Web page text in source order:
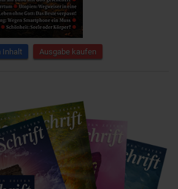
Inhalt Ausgabe kaufen